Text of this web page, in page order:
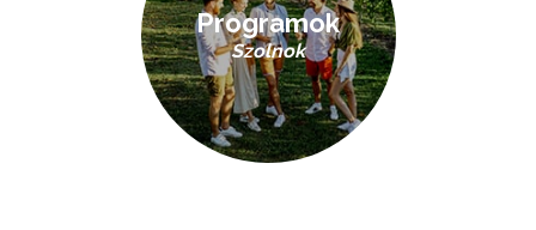
Programok
Szolnok